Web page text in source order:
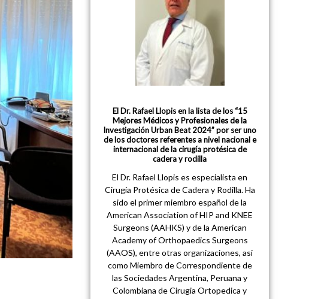
El Dr. Rafael Llopis en la lista de los “15
Mejores Médicos y Profesionales de la
Investigación Urban Beat 2024” por ser uno
de los doctores referentes a nivel nacional e
internacional de la cirugía protésica de
cadera y rodilla
El Dr. Rafael Llopis es especialista en
Cirugía Protésica de Cadera y Rodilla. Ha
sido el primer miembro español de la
American Association of HIP and KNEE
Surgeons (AAHKS) y de la American
Academy of Orthopaedics Surgeons
(AAOS), entre otras organizaciones, asi
como Miembro de Correspondiente de
las Sociedades Argentina, Peruana y
Colombiana de Cirugia Ortopedica y